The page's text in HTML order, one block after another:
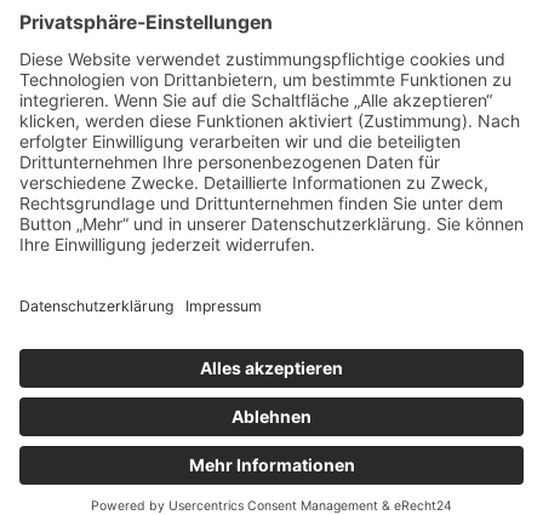
© Osterburg Matratzen 2020. Alle Rechte vorbehalten.
Menü Footer
VERTRAG WIDERRUFEN